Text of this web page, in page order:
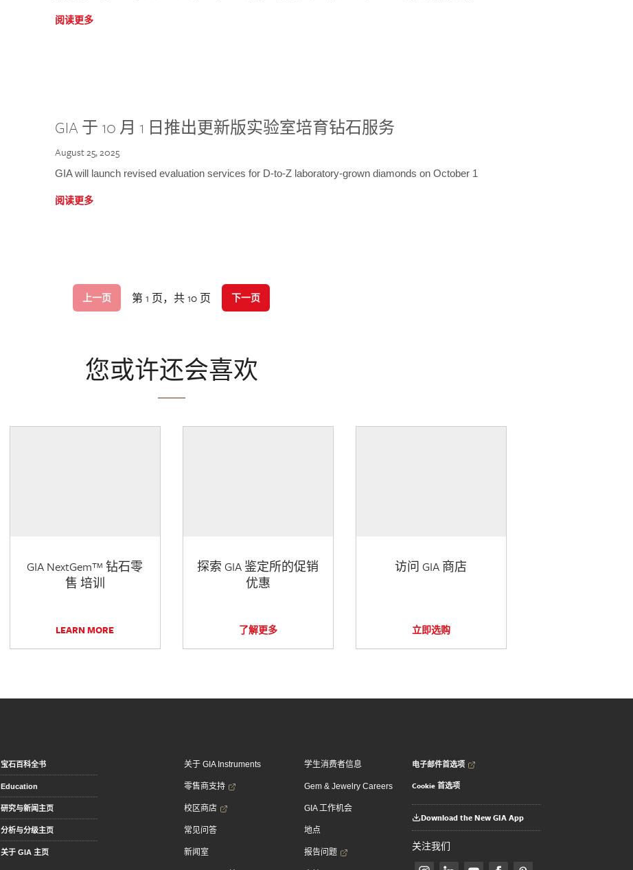
阅读更多
GIA 于 10 月 1 日推出更新版实验室培育钻石服务
August 25, 2025
GIA will launch revised evaluation services for D-to-Z laboratory-grown diamonds on October 1
阅读更多
上一页 第 1 页，共 10 页 下一页
您或许还会喜欢
GIA NextGem™ 钻石零
售 培训
LEARN MORE
探索 GIA 鉴定所的促销
优惠
了解更多
访问 GIA 商店
立即选购
宝石百科全书
Education
研究与新闻主页
分析与分级主页
关于 GIA 主页
关于 GIA Instruments
零售商支持
校区商店
常见问答
新闻室
学生消费者信息
Gem & Jewelry Careers
GIA 工作机会
地点
报告问题
电子邮件首选项
Cookie 首选项
Download the New GIA App
关注我们